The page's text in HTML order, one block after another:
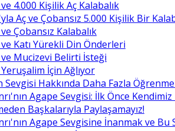
4.000 Kişilik Aç Kalabalık
Aç ve Çobansız 5.000 Kişilik Bir
Çobansız Kalabalık
Katı Yürekli Din Önderleri
ve Mucizevi Belirti İsteği
İçin Ağlıyor
Sevgisi Hakkında Daha Fazla
Agape Sevgisi: İlk Önce
Başkalarıyla Paylaşamayız!
Agape Sevgisine İnanmak ve Bu